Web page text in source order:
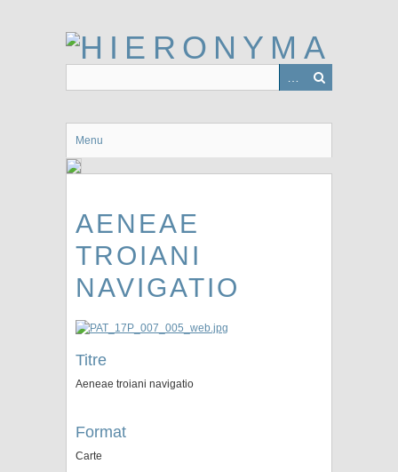
Menu
AENEAE
TROIANI
NAVIGATIO
Titre
Aeneae troiani navigatio
Format
Carte